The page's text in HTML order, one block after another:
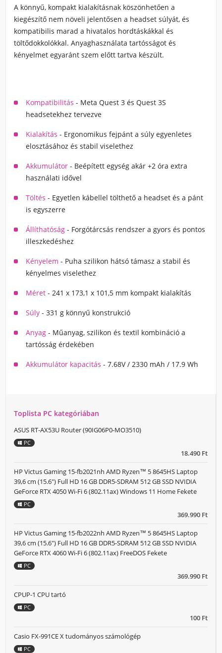
A könnyű, kompakt kialakításnak köszönhetően a
kiegészítő nem növeli jelentősen a headset súlyát, és
kompatibilis marad a hivatalos hordtáskákkal és
töltődokkolókkal. Anyaghasználata tartósságot és
kényelmet egyaránt szem előtt tartva készült.
Kompatibilitás - Meta Quest 3 és Quest 3S
headsetekhez tervezve
Kialakítás - Ergonomikus fejpánt a súly egyenletes
elosztásához és stabil viselethez
Akkumulátor - Beépített egység akár +2 óra extra
használati idővel
Töltés - Egyetlen kábellel tölthető a headset és a pánt
is egyszerre
Állíthatóság - Forgótárcsás rendszer a gyors és pontos
illeszkedéshez
Kényelem - Puha szilikon hátsó támasz a stabil és
kényelmes viselethez
Méret - 241 x 173,1 x 101,5 mm kompakt kialakítás
Súly - 331 g könnyű konstrukció
Anyag - Műanyag, szilikon és textil kombináció a
tartósság érdekében
Akkumulátor kapacitás - 7.68V / 2330 mAh / 17.9 Wh
Toplista PC kategóriában
18.490 Ft
ASUS RT-AX53U Router (90IG06P0-MO3510)
PC
369.990 Ft
HP Victus Gaming 15-fb2021nh AMD Ryzen™ 5 8645HS Laptop
39,6 cm (15.6") Full HD 16 GB DDR5-SDRAM 512 GB SSD NVIDIA
GeForce RTX 4050 Wi-Fi 6 (802.11ax) Windows 11 Home Fekete
PC
369.990 Ft
HP Victus Gaming 15-fb2022nh AMD Ryzen™ 5 8645HS Laptop
39,6 cm (15.6") Full HD 16 GB DDR5-SDRAM 512 GB SSD NVIDIA
GeForce RTX 4060 Wi-Fi 6 (802.11ax) FreeDOS Fekete
PC
100 Ft
CPUP-1 CPU tartó
PC
Casio FX-991CE X tudományos számológép
PC